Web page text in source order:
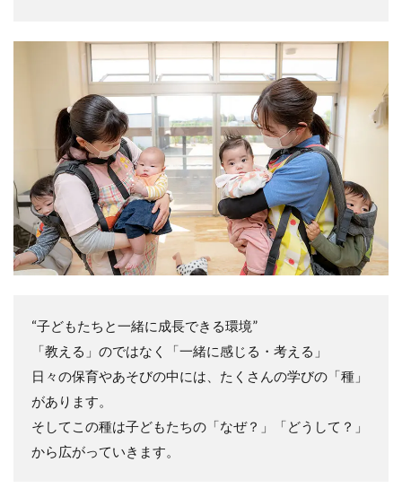
“子どもたちと一緒に成長できる環境”
「教える」のではなく「一緒に感じる・考える」
日々の保育やあそびの中には、たくさんの学びの「種」
があります。
そしてこの種は子どもたちの「なぜ？」「どうして？」
から広がっていきます。